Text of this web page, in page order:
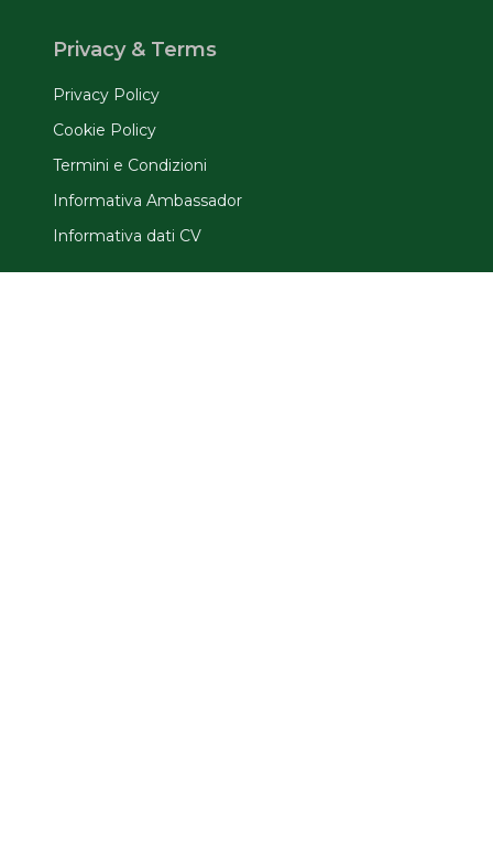
Privacy & Terms
Privacy Policy
Cookie Policy
Termini e Condizioni
Informativa Ambassador
Informativa dati CV